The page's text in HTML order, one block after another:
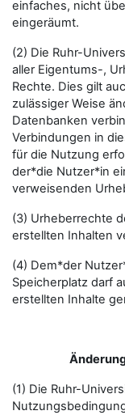
einfaches, nicht
eingeräumt.
(2) Die Ruhr-
aller Eigentums-,
Rechte. Dies gilt
zulässiger Weise
Datenbanken
Verbindungen in
für die Nutzung
der*die Nutzer*in
verweisenden
(3) Urheberrechte
erstellten Inhalten
(4) Dem*der
Speicherplatz darf
erstellten Inhalte
(1) Die Ruhr-